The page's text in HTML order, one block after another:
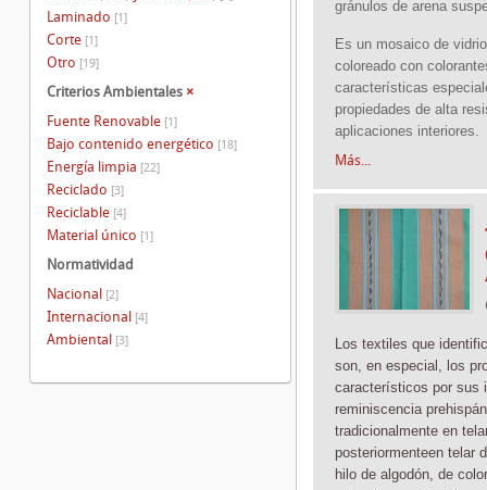
gránulos de arena
Es un mosaico de
coloreado con
características
propiedades de alta
aplicaciones interiores.
Más...
Los textiles que
son, en especial, los
característicos por sus
reminiscencia
tradicionalmente en
posteriormenteen telar
hilo de algodón, de
Laminado [1]
Corte [1]
Otro [19]
Criterios Ambientales ×
Fuente Renovable [1]
Bajo contenido energético [18]
Energía limpia [22]
Reciclado [3]
Reciclable [4]
Material único [1]
Normatividad
Nacional [2]
Internacional [4]
Ambiental [3]